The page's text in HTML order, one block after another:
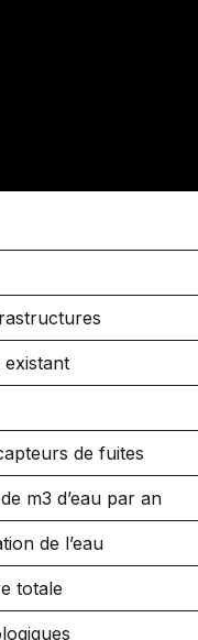
existant
de fuites
m3 d’eau par an
de l’eau
totale